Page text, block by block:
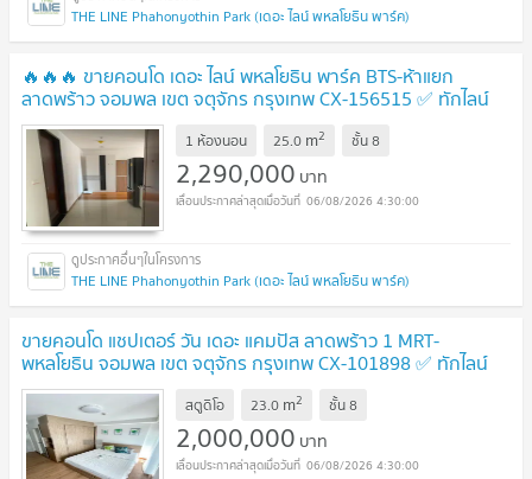
THE LINE Phahonyothin Park (เดอะ ไลน์ พหลโยธิน พาร์ค)
🔥🔥🔥 ขายคอนโด เดอะ ไลน์ พหลโยธิน พาร์ค BTS-ห้าแยก
ลาดพร้าว จอมพล เขต จตุจักร กรุงเทพ CX-156515 ✅ ทักไลน์
@connexproperty ตอบทันที ทีมงานมืออาชีพ ✅ 🔥🔥🔥
1 ห้องนอน 25.0 m2 ชั้น8
2,290,000 บาท
06/08/2026 4:30:00
THE LINE Phahonyothin Park (เดอะ ไลน์ พหลโยธิน พาร์ค)
ขายคอนโด แชปเตอร์ วัน เดอะ แคมปัส ลาดพร้าว 1 MRT-
พหลโยธิน จอมพล เขต จตุจักร กรุงเทพ CX-101898 ✅ ทักไลน์
@connexproperty ตอบทันที ทีมงานมืออาชีพ ✅
สตูดิโอ 23.0 m2 ชั้น8
2,000,000 บาท
06/08/2026 4:30:00